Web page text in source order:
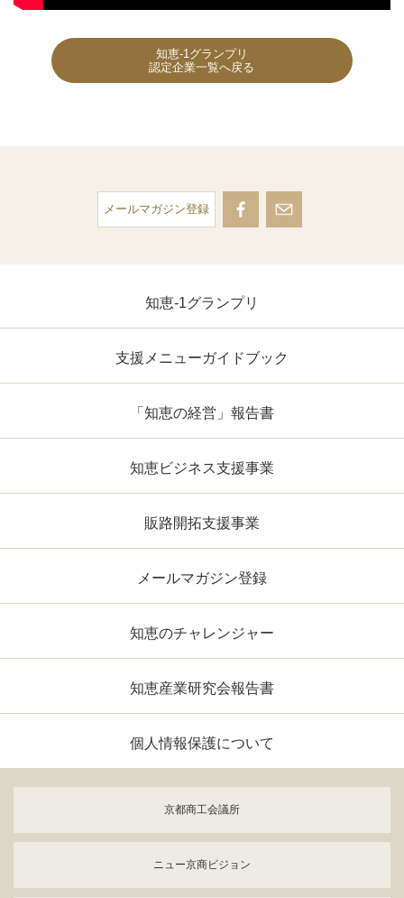
知恵-1グランプリ
認定企業一覧へ戻る
メールマガジン登録
知恵-1グランプリ
支援メニューガイドブック
「知恵の経営」報告書
知恵ビジネス支援事業
販路開拓支援事業
メールマガジン登録
知恵のチャレンジャー
知恵産業研究会報告書
個人情報保護について
京都商工会議所
ニュー京商ビジョン